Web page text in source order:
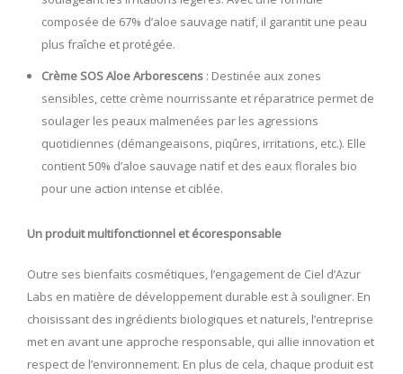
composée de 67% d’aloe sauvage natif, il garantit une peau
plus fraîche et protégée.
Crème SOS Aloe Arborescens : Destinée aux zones
sensibles, cette crème nourrissante et réparatrice permet de
soulager les peaux malmenées par les agressions
quotidiennes (démangeaisons, piqûres, irritations, etc.). Elle
contient 50% d’aloe sauvage natif et des eaux florales bio
pour une action intense et ciblée.
Un produit multifonctionnel et écoresponsable
Outre ses bienfaits cosmétiques, l’engagement de Ciel d’Azur
Labs en matière de développement durable est à souligner. En
choisissant des ingrédients biologiques et naturels, l’entreprise
met en avant une approche responsable, qui allie innovation et
respect de l’environnement. En plus de cela, chaque produit est